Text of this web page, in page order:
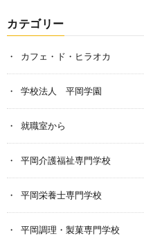
カテゴリー
カフェ・ド・ヒラオカ
学校法人 平岡学園
就職室から
平岡介護福祉専門学校
平岡栄養士専門学校
平岡調理・製菓専門学校